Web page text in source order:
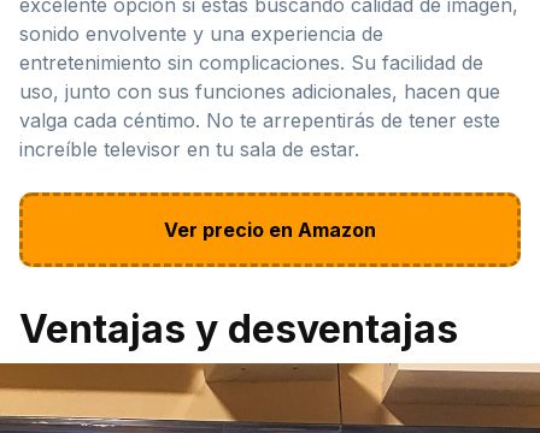
sonido envolvente y una experiencia de
entretenimiento sin complicaciones. Su facilidad de
uso, junto con sus funciones adicionales, hacen que
valga cada céntimo. No te arrepentirás de tener este
increíble televisor en tu sala de estar.
Ver precio en Amazon
Ventajas y desventajas